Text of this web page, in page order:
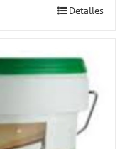
Detalles